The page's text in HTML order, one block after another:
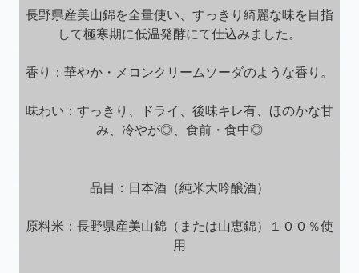
長野県産美山錦を全量使い、すっきり綺麗な味を目指
して極寒期に低温発酵にて仕込みました。
香り：華やか・メロンクリームソーダのような香り。
味わい：すっきり、ドライ、後味キレ有、ほのかな甘
み、冷やが◎、食前・食中◎
品目：日本酒（純米大吟醸酒）
原料米：長野県産美山錦（または山恵錦）１００％使
用